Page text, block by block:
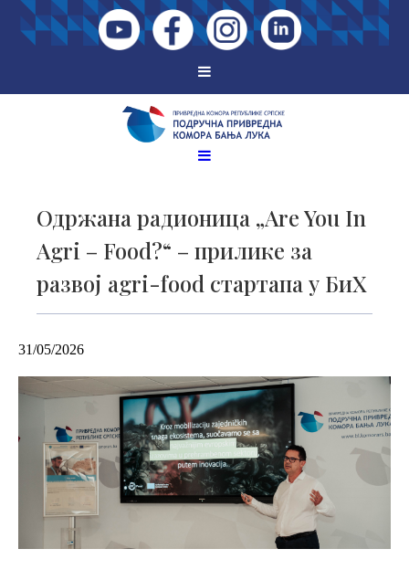
Одржана радионица „Are You In
Agri – Food?“ – прилике за
развој agri-food стартапа у БиХ
31/05/2026